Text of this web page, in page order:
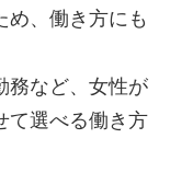
め、働き方にも
務など、女性が
て選べる働き方